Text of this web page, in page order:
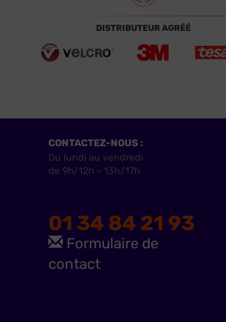
DISTRIBUTEUR AGRÉÉ
CONTACTEZ-NOUS :
Du lundi au vendredi
de 9h/12h - 13h/17h
01 34 84 21 93
Formulaire de
contact